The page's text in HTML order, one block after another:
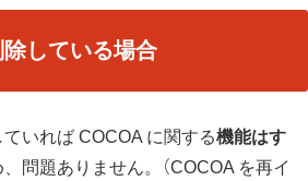
している場合
ていれば COCOA に関する機能はす
、問題ありません。（COCOA を再イ